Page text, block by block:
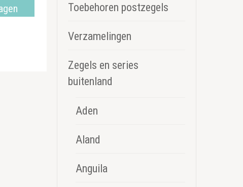
Toebehoren postzegels
Verzamelingen
Zegels en series
buitenland
Aden
Aland
Anguila